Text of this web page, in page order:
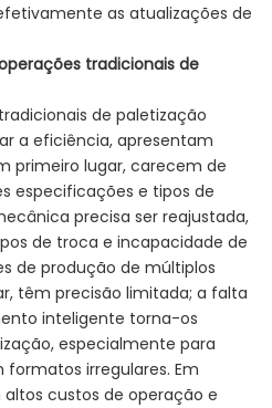
as atualizações de
tradicionais de
de paletização
a eficiência, apresentam
primeiro lugar, carecem de
especificações e tipos de
precisa ser reajustada,
de troca e incapacidade de
de produção de múltiplos
têm precisão limitada; a falta
inteligente torna-os
especialmente para
irregulares. Em
custos de operação e